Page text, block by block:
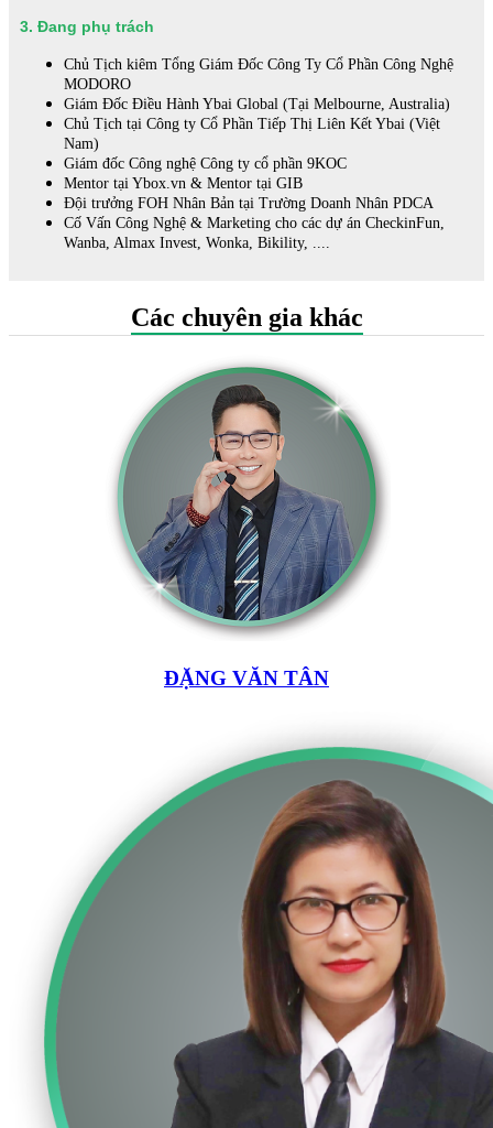
3. Đang phụ trách
Chủ Tịch kiêm Tổng Giám Đốc Công Ty Cổ Phần Công Nghệ
MODORO
Giám Đốc Điều Hành Ybai Global (Tại Melbourne, Australia)
Chủ Tịch tại Công ty Cổ Phần Tiếp Thị Liên Kết Ybai (Việt
Nam)
Giám đốc Công nghệ Công ty cổ phần 9KOC
Mentor tại Ybox.vn & Mentor tại GIB
Đội trưởng FOH Nhân Bản tại Trường Doanh Nhân PDCA
Cố Vấn Công Nghệ & Marketing cho các dự án CheckinFun,
Wanba, Almax Invest, Wonka, Bikility, ....
Các chuyên gia khác
ĐẶNG VĂN TÂN